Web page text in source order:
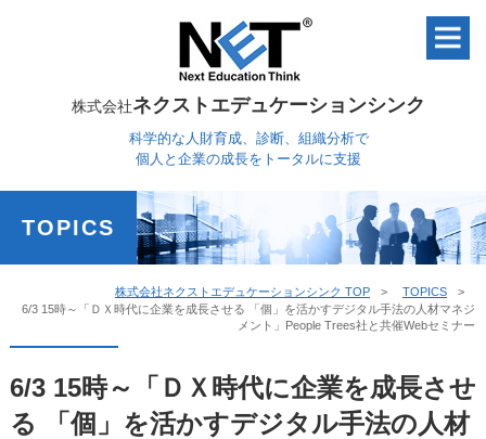
株式会社ネクストエデュケーションシンク
科学的な人財育成、診断、組織分析で
個人と企業の成長をトータルに支援
TOPICS
株式会社ネクストエデュケーションシンク TOP
TOPICS
6/3 15時～「ＤＸ時代に企業を成長させる 「個」を活かすデジタル手法の人材マネジ
メント」People Trees社と共催Webセミナー
6/3 15時～「ＤＸ時代に企業を成長させ
る 「個」を活かすデジタル手法の人材